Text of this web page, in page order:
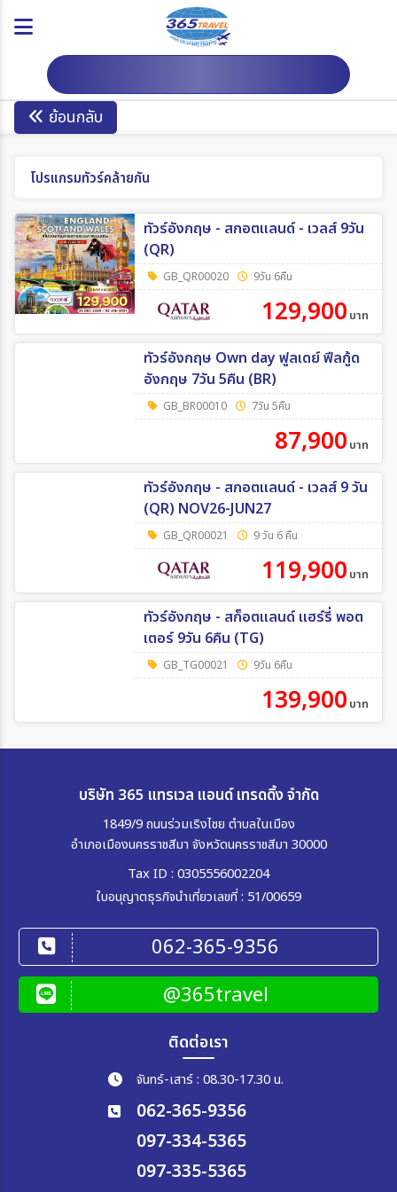
ย้อนกลับ
โปรแกรมทัวร์คล้ายกัน
ทัวร์อังกฤษ - สกอตแลนด์ - เวลส์ 9วัน
(QR)
GB_QR00020 9วัน 6คืน
129,900 บาท
ทัวร์อังกฤษ Own day ฟูลเดย์ ฟีลกู้ด
อังกฤษ 7วัน 5คืน (BR)
GB_BR00010 7วัน 5คืน
87,900 บาท
ทัวร์อังกฤษ - สกอตแลนด์ - เวลส์ 9 วัน
(QR) NOV26-JUN27
GB_QR00021 9 วัน 6 คืน
119,900 บาท
ทัวร์อังกฤษ - สก็อตแลนด์ แฮร์รี่ พอต
เตอร์ 9วัน 6คืน (TG)
GB_TG00021 9วัน 6คืน
139,900 บาท
บริษัท 365 แทรเวล แอนด์ เทรดดิ้ง จำกัด
1849/9 ถนนร่วมเริงไชย ตำบลในเมือง
อำเภอเมืองนครราชสีมา จังหวัดนครราชสีมา 30000
Tax ID : 0305556002204
ใบอนุญาตธุรกิจนำเที่ยวเลขที่ : 51/00659
062-365-9356
@365travel
ติดต่อเรา
จันทร์-เสาร์ : 08.30-17.30 น.
062-365-9356
097-334-5365
097-335-5365